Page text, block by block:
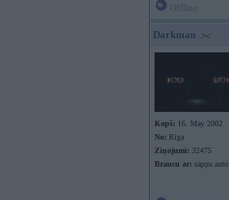
Darkman
Kopš: 16. May 2002
No: Rīga
Ziņojumi: 32475
Braucu ar: sapņu auto